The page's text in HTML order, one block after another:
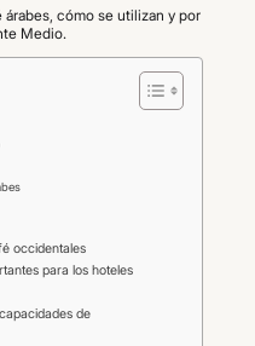
árabes, cómo se utilizan y por
Medio.
occidentales
para los hoteles
de